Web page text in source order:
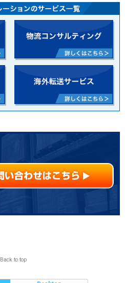
Back to top